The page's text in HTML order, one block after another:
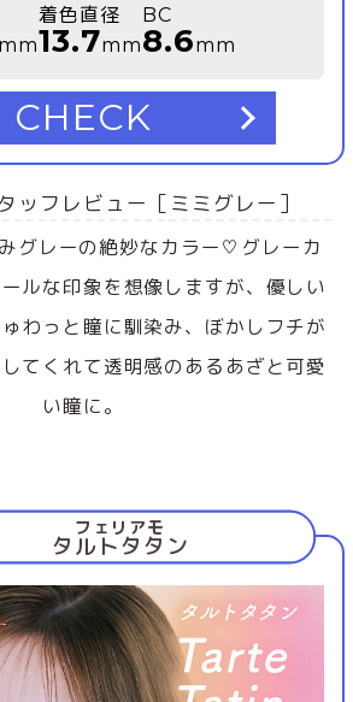
mm
着色直径
13.7mm
BC
8.6mm
CHECK
ッフレビュー［ミミグレー］
グレーの絶妙なカラー♡グレーカ
ルな印象を想像しますが、優しい
わっと瞳に馴染み、ぼかしフチが
てくれて透明感のあるあざと可愛
い瞳に。
フェリアモ
タルトタタン